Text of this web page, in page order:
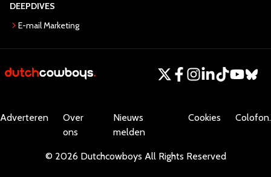
DEEPDIVES
E-mail Marketing
Adverteren
Over
ons
Nieuws
melden
Cookies Colofon.
© 2026 Dutchcowboys All Rights Reserved